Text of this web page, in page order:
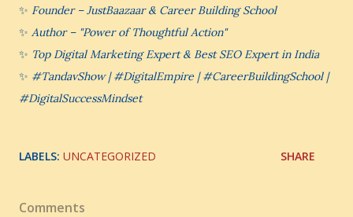
✨ Founder – JustBaazaar & Career Building School
✨ Author – "Power of Thoughtful Action"
✨ Top Digital Marketing Expert & Best SEO Expert in India
✨ #TandavShow | #DigitalEmpire | #CareerBuildingSchool |
#DigitalSuccessMindset
LABELS: UNCATEGORIZED SHARE
Comments